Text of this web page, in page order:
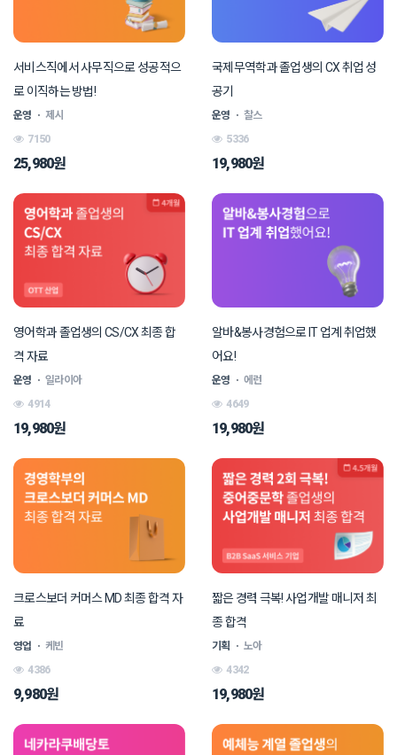
서비스직에서 사무직으로 성공적으
로 이직하는 방법!
운영 ㆍ 제시
7150
25,980원
국제무역학과 졸업생의 CX 취업 성
공기
운영 ㆍ 찰스
5336
19,980원
영어학과 졸업생의 CS/CX 최종 합
격 자료
운영 ㆍ 일라이아
4914
19,980원
알바&봉사경험으로 IT 업계 취업했
어요!
운영 ㆍ 에런
4649
19,980원
크로스보더 커머스 MD 최종 합격 자
료
영업 ㆍ 케빈
4386
9,980원
짧은 경력 극복! 사업개발 매니저 최
종 합격
기획 ㆍ 노아
4342
19,980원